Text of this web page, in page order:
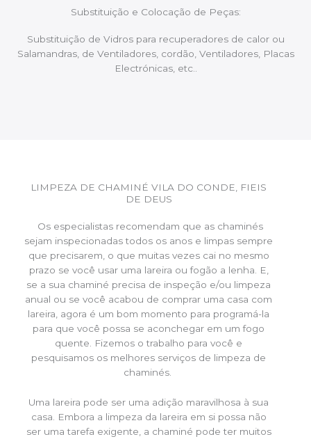
Substituição e Colocação de Peças:
Substituição de Vidros para recuperadores de calor ou
Salamandras, de Ventiladores, cordão, Ventiladores, Placas
Electrónicas, etc..
LIMPEZA DE CHAMINÉ VILA DO CONDE, FIEIS
DE DEUS
Os especialistas recomendam que as chaminés
sejam inspecionadas todos os anos e limpas sempre
que precisarem, o que muitas vezes cai no mesmo
prazo se você usar uma lareira ou fogão a lenha. E,
se a sua chaminé precisa de inspeção e/ou limpeza
anual ou se você acabou de comprar uma casa com
lareira, agora é um bom momento para programá-la
para que você possa se aconchegar em um fogo
quente. Fizemos o trabalho para você e
pesquisamos os melhores serviços de limpeza de
chaminés.
Uma lareira pode ser uma adição maravilhosa à sua
casa. Embora a limpeza da lareira em si possa não
ser uma tarefa exigente, a chaminé pode ter muitos